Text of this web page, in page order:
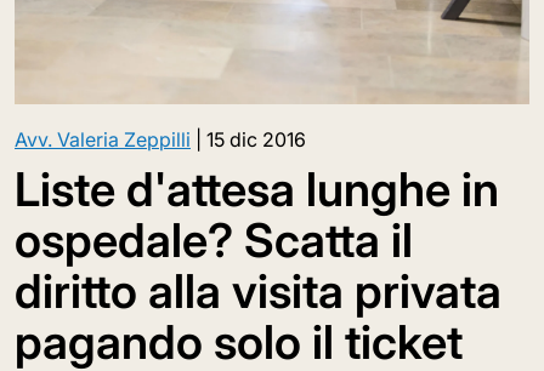
Avv. Valeria Zeppilli 15 dic 2016
Liste d'attesa lunghe in
ospedale? Scatta il
diritto alla visita privata
pagando solo il ticket